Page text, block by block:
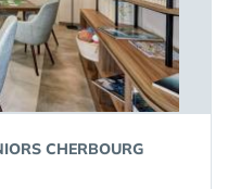
CHERBOURG